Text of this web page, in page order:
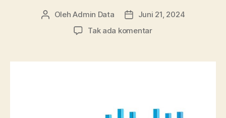
Penulis
OlehAdmin Data
Tanggal
Juni 21, 2024
Tak ada komentarpada
Statistika,
di